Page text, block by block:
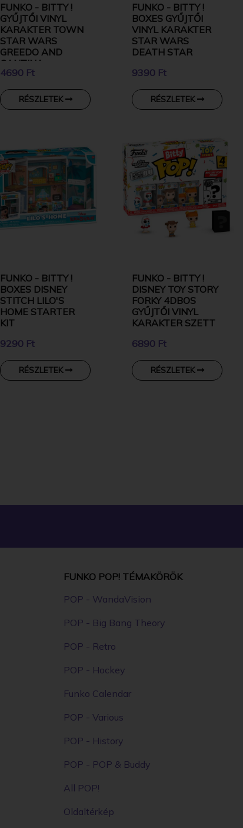
FUNKO - BITTY !
GYŰJTŐI VINYL
KARAKTER TOWN
STAR WARS
GREEDO AND
CANTINA
4690 Ft
RÉSZLETEK
FUNKO - BITTY !
BOXES GYŰJTŐI
VINYL KARAKTER
STAR WARS
DEATH STAR
9390 Ft
RÉSZLETEK
FUNKO - BITTY !
BOXES DISNEY
STITCH LILO'S
HOME STARTER
KIT
9290 Ft
RÉSZLETEK
FUNKO - BITTY !
DISNEY TOY STORY
FORKY 4DBOS
GYŰJTŐI VINYL
KARAKTER SZETT
6890 Ft
RÉSZLETEK
FUNKO POP! TÉMAKÖRÖK
POP - WandaVision
POP - Big Bang Theory
POP - Retro
POP - Hockey
Funko Calendar
POP - Various
POP - History
POP - POP & Buddy
All POP!
Oldaltérkép